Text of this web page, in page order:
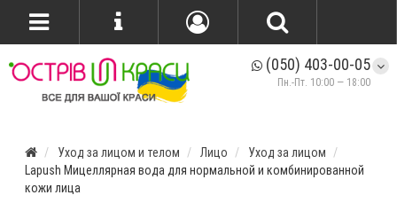
(050) 403-00-05
Пн.-Пт. 10:00 — 18:00
Уход за лицом и телом Лицо
Уход за лицом
Lapush Мицеллярная вода для нормальной и комбинированной
кожи лица